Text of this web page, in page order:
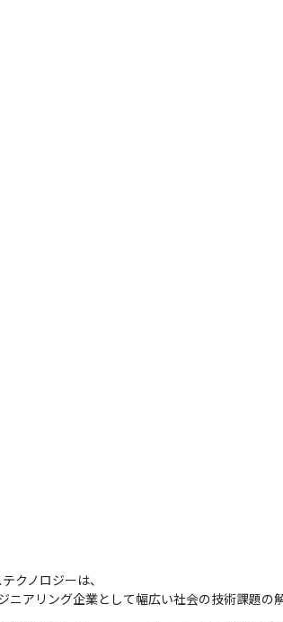
クノロジーは、
アリング企業として幅広い社会の技術課題の